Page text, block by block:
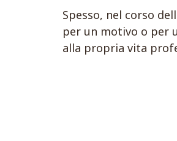
Spesso, nel corso
per un motivo o per
alla propria vita